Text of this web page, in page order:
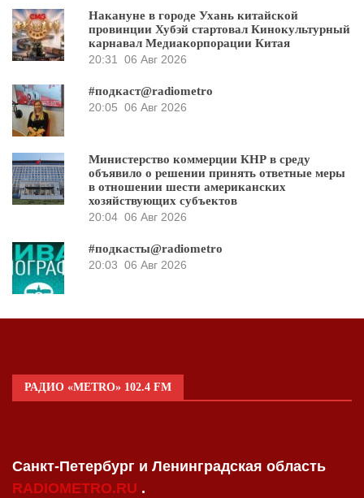
Накануне в городе Ухань китайской
провинции Хубэй стартовал Кинокультурный
карнавал Медиакорпорации Китая
20:31
06 Авг 2026
#подкаст@radiometro
20:05 06 Авг 2026
Министерство коммерции КНР в среду
объявило о решении принять ответные меры
в отношении шести американских
хозяйствующих субъектов
20:04 06 Авг 2026
#подкасты@radiometro
20:03 06 Авг 2026
РАДИО «METRO» 102.4 FM
Санкт-Петербург и Ленинградская область
RADIOMETRO.RU .